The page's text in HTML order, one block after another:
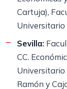
Cartuja),
Universitario
Sevilla:
CC.
Ramón y